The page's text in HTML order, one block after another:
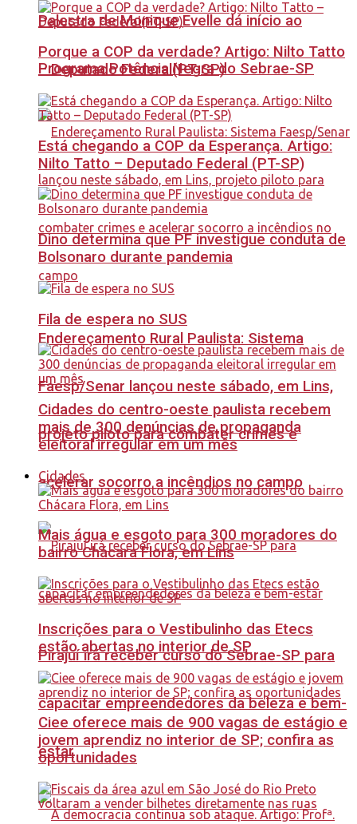
Palestra de Monique Evelle dá início ao
Programa Potência Negra do Sebrae-SP
Endereçamento Rural Paulista: Sistema
Faesp/Senar lançou neste sábado, em Lins,
projeto piloto para combater crimes e
acelerar socorro a incêndios no campo
Pirajuí irá receber curso do Sebrae-SP para
capacitar empreendedores da beleza e bem-
estar
Porque a COP da verdade? Artigo: Nilto Tatto
– Deputado Federal(PT-SP)
Está chegando a COP da Esperança. Artigo:
Nilto Tatto – Deputado Federal (PT-SP)
Dino determina que PF investigue conduta de
Bolsonaro durante pandemia
Fila de espera no SUS
Cidades do centro-oeste paulista recebem
mais de 300 denúncias de propaganda
eleitoral irregular em um mês
Cidades
Mais água e esgoto para 300 moradores do
bairro Chácara Flora, em Lins
Inscrições para o Vestibulinho das Etecs
estão abertas no interior de SP
Ciee oferece mais de 900 vagas de estágio e
jovem aprendiz no interior de SP; confira as
oportunidades